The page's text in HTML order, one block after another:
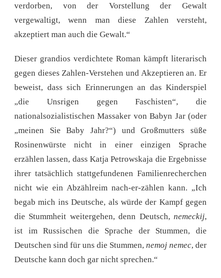
verdorben, von der Vorstellung der Gewalt
vergewaltigt, wenn man diese Zahlen versteht,
akzeptiert man auch die Gewalt.“
Dieser grandios verdichtete Roman kämpft literarisch
gegen dieses Zahlen-Verstehen und Akzeptieren an. Er
beweist, dass sich Erinnerungen an das Kinderspiel
„die Unsrigen gegen Faschisten“, die
nationalsozialistischen Massaker von Babyn Jar (oder
„meinen Sie Baby Jahr?“) und Großmutters süße
Rosinenwürste nicht in einer einzigen Sprache
erzählen lassen, dass Katja Petrowskaja die Ergebnisse
ihrer tatsächlich stattgefundenen Familienrecherchen
nicht wie ein Abzählreim nach-er-zählen kann. „Ich
begab mich ins Deutsche, als würde der Kampf gegen
die Stummheit weitergehen, denn Deutsch, nemeckij,
ist im Russischen die Sprache der Stummen, die
Deutschen sind für uns die Stummen, nemoj nemec, der
Deutsche kann doch gar nicht sprechen.“